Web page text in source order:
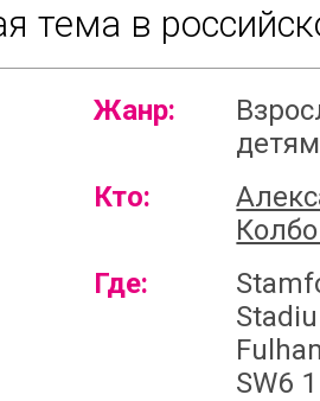
тема в
Жанр:
детям
Кто:
Где:
SW6